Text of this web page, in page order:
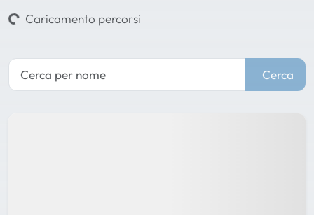
Caricamento percorsi
Cerca